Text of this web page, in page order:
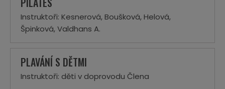
Instruktoři: Kesnerová, Boušková, Helová,
Špinková, Valdhans A.
PLAVÁNÍ S DĚTMI
Instruktoři: děti v doprovodu Člena